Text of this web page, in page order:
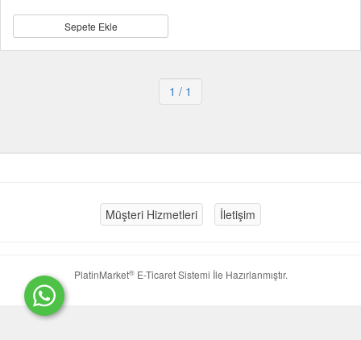
Sepete Ekle
1 / 1
Müşteri Hizmetleri İletişim
PlatinMarket®E-Ticaret Sistemi İle Hazırlanmıştır.